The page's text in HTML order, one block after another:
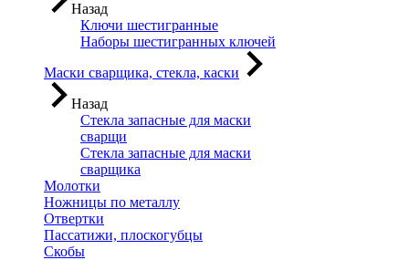
Назад
Ключи шестигранные
Наборы шестигранных ключей
Маски сварщика, стекла, каски
Назад
Стекла запасные для маски
сварщи
Стекла запасные для маски
сварщика
Молотки
Ножницы по металлу
Отвертки
Пассатижи, плоскогубцы
Скобы